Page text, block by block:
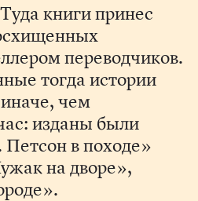
книги принес
переводчиков.
тогда истории
чем
изданы были
Петсон в походе»
на дворе»,